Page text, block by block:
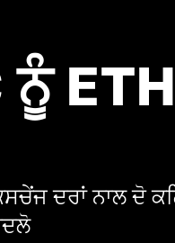
ਨੂੰ
ਦਰਾਂ ਨਾਲ ਦੋ